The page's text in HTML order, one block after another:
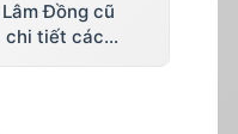
Đồng cũ
chi tiết các